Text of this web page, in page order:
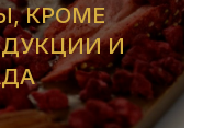
КРОМЕ
И